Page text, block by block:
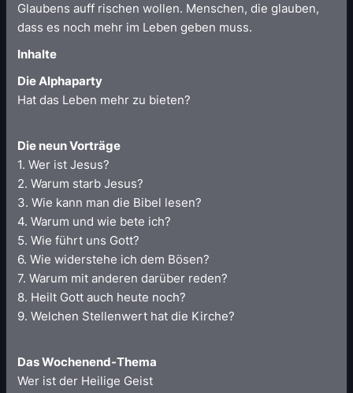
Glaubens auff rischen wollen. Menschen, die glauben,
dass es noch mehr im Leben geben muss.
Inhalte
Die Alphaparty
Hat das Leben mehr zu bieten?
Die neun Vorträge
1. Wer ist Jesus?
2. Warum starb Jesus?
3. Wie kann man die Bibel lesen?
4. Warum und wie bete ich?
5. Wie führt uns Gott?
6. Wie widerstehe ich dem Bösen?
7. Warum mit anderen darüber reden?
8. Heilt Gott auch heute noch?
9. Welchen Stellenwert hat die Kirche?
Das Wochenend-Thema
Wer ist der Heilige Geist